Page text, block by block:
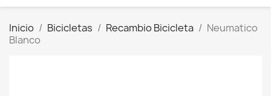
Inicio Bicicletas Recambio Bicicleta
Neumatico
Blanco